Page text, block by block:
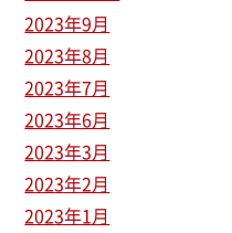
2023年9月
2023年8月
2023年7月
2023年6月
2023年3月
2023年2月
2023年1月